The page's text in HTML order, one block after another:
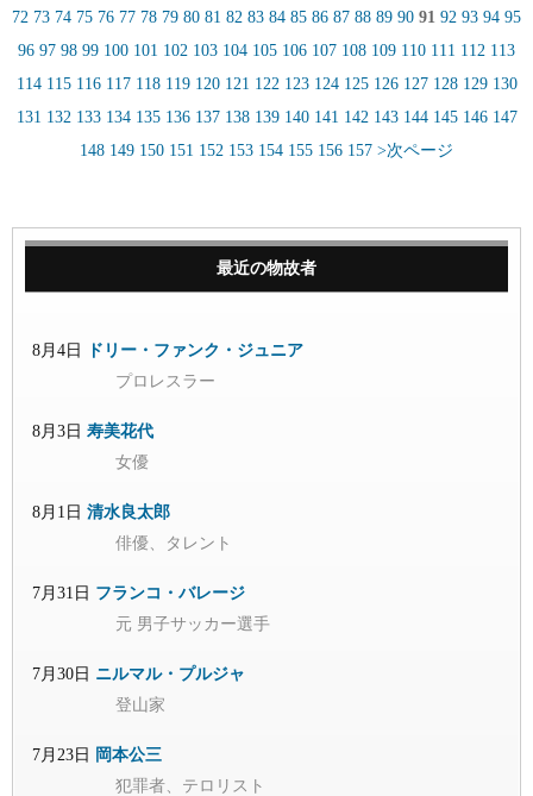
72 73 74 75 76 77 78 79 80 81 82 83 84 85 86 87 88 89 90 91 92 93 94 95
96 97 98 99 100 101 102 103 104 105 106 107 108 109 110 111 112 113
114 115 116 117 118 119 120 121 122 123 124 125 126 127 128 129 130
131 132 133 134 135 136 137 138 139 140 141 142 143 144 145 146 147
148 149 150 151 152 153 154 155 156 157 >次ページ
最近の物故者
8月4日
ドリー・ファンク・ジュニア
プロレスラー
8月3日 寿美花代
女優
8月1日 清水良太郎
俳優、タレント
7月31日 フランコ・バレージ
元 男子サッカー選手
7月30日 ニルマル・プルジャ
登山家
7月23日 岡本公三
犯罪者、テロリスト